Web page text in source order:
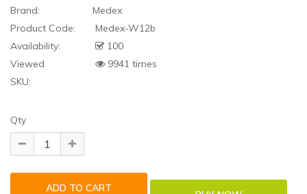
Brand:
Medex
Product Code:
Medex-W12b
Availability:
100
Viewed
9941 times
SKU:
Qty